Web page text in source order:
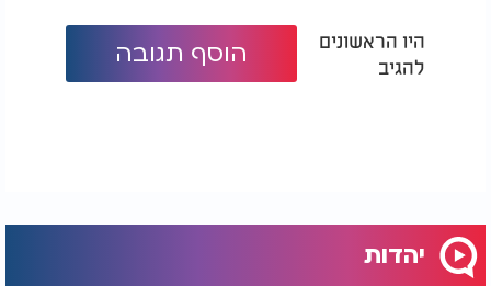
היו הראשונים
להגיב
הוסף תגובה
יהדות